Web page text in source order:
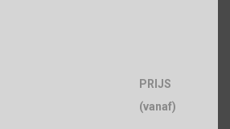
PRIJS
(vanaf)